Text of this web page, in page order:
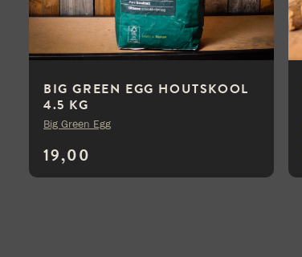
BIG GREEN EGG HOUTSKOOL
4.5 KG
19,00
Big Green Egg